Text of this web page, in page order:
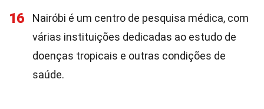
16
Nairóbi é um centro de pesquisa médica, com
várias instituições dedicadas ao estudo de
doenças tropicais e outras condições de
saúde.